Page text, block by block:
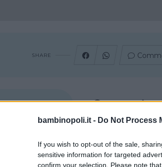
bambinopoli.it - Do Not Process
If you wish to opt-out of the sale,
sensitive information for targeted
confirm your selection. Please note
SHARE
Commento
scenografica
permette allo